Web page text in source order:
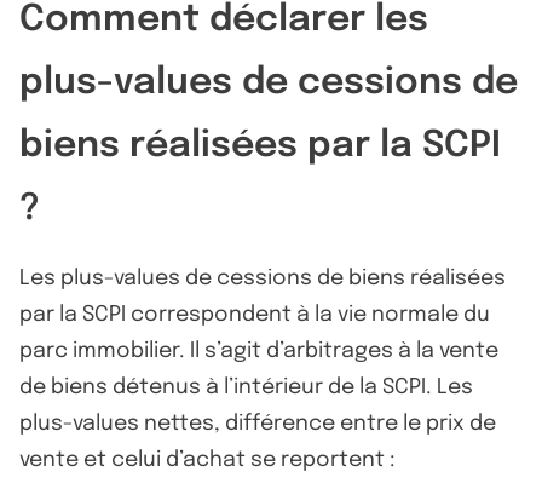
Comment déclarer les
plus-values de cessions de
biens réalisées par la SCPI
?
Les plus-values de cessions de biens réalisées
par la SCPI correspondent à la vie normale du
parc immobilier. Il s’agit d’arbitrages à la vente
de biens détenus à l’intérieur de la SCPI. Les
plus-values nettes, différence entre le prix de
vente et celui d’achat se reportent :